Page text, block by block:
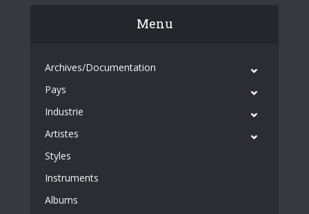
Menu
Archives/Documentation
Pays
Industrie
Artistes
Styles
Instruments
Albums